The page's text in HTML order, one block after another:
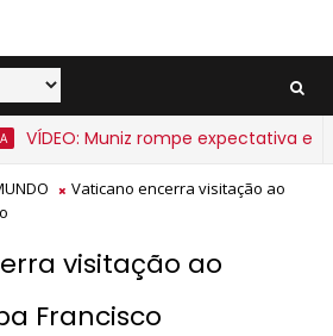
Muniz rompe expectativa e
feira Vaticano encerra visitação ao
visitação ao
Francisco